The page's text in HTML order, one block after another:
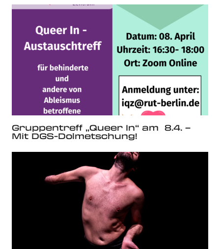
Gruppentreff „Queer In“ am 8.4. –
Mit DGS-Dolmetschung!